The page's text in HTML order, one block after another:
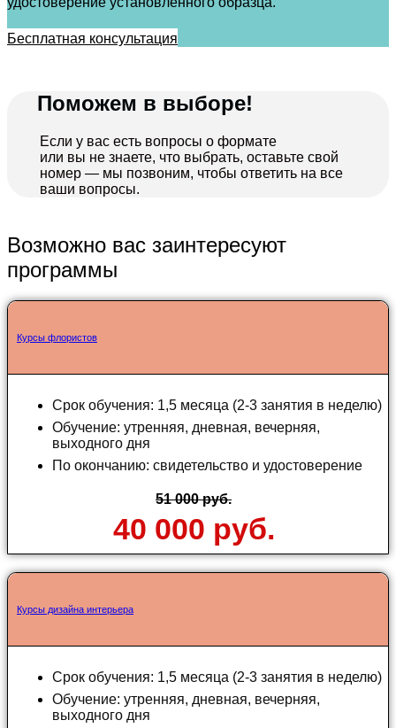
Бесплатная консультация
Поможем в выборе!
Если у вас есть вопросы о формате
или вы не знаете, что выбрать, оставьте свой
номер — мы позвоним, чтобы ответить на все
ваши вопросы.
Возможно вас заинтересуют
программы
Курсы флористов
Срок обучения: 1,5 месяца (2-3 занятия в неделю)
Обучение: утренняя, дневная, вечерняя,
выходного дня
По окончанию: свидетельство и удостоверение
51 000 руб.
40 000 руб.
Курсы дизайна интерьера
Срок обучения: 1,5 месяца (2-3 занятия в неделю)
Обучение: утренняя, дневная, вечерняя,
выходного дня